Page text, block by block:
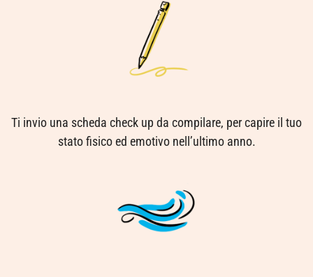
Ti invio una scheda check up da compilare, per capire il tuo
stato fisico ed emotivo nell’ultimo anno.